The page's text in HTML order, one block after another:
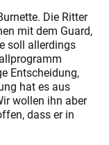
Die Ritter
mit dem Guard,
soll allerdings
Entscheidung,
hat es aus
wollen ihn aber
dass er in